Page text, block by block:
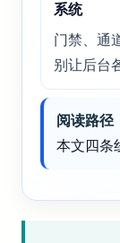
系统
门禁、通
别让后台
阅读路径
本文四条